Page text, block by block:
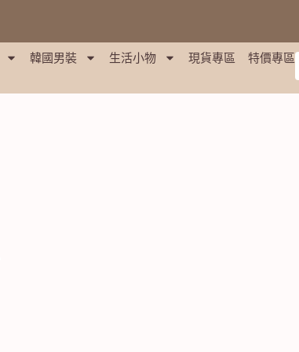
韓國男裝 生活小物 現貨專區 特價專區